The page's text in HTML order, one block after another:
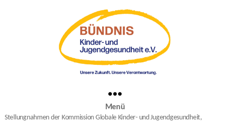
Menü
Kategorien
Stellungnahmen der Kommission Globale Kinder- und Jugendgesundheit,